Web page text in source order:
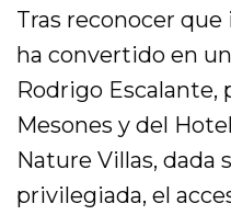
Tras reconocer
ha convertido en
Rodrigo
Mesones y del
Nature Villas, dada
privilegiada, el